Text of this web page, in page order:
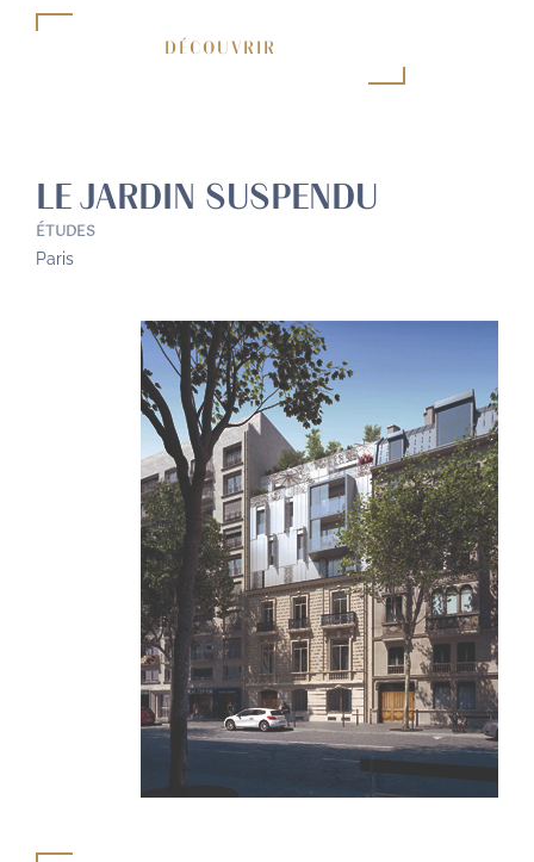
DÉCOUVRIR
LE JARDIN SUSPENDU
ÉTUDES
Paris